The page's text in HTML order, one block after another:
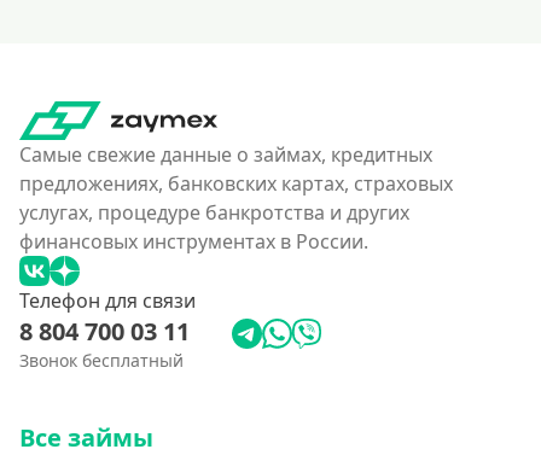
Самые свежие данные о займах, кредитных
предложениях, банковских картах, страховых
услугах, процедуре банкротства и других
финансовых инструментах в России.
Телефон для связи
8 804 700 03 11
Звонок бесплатный
Все займы